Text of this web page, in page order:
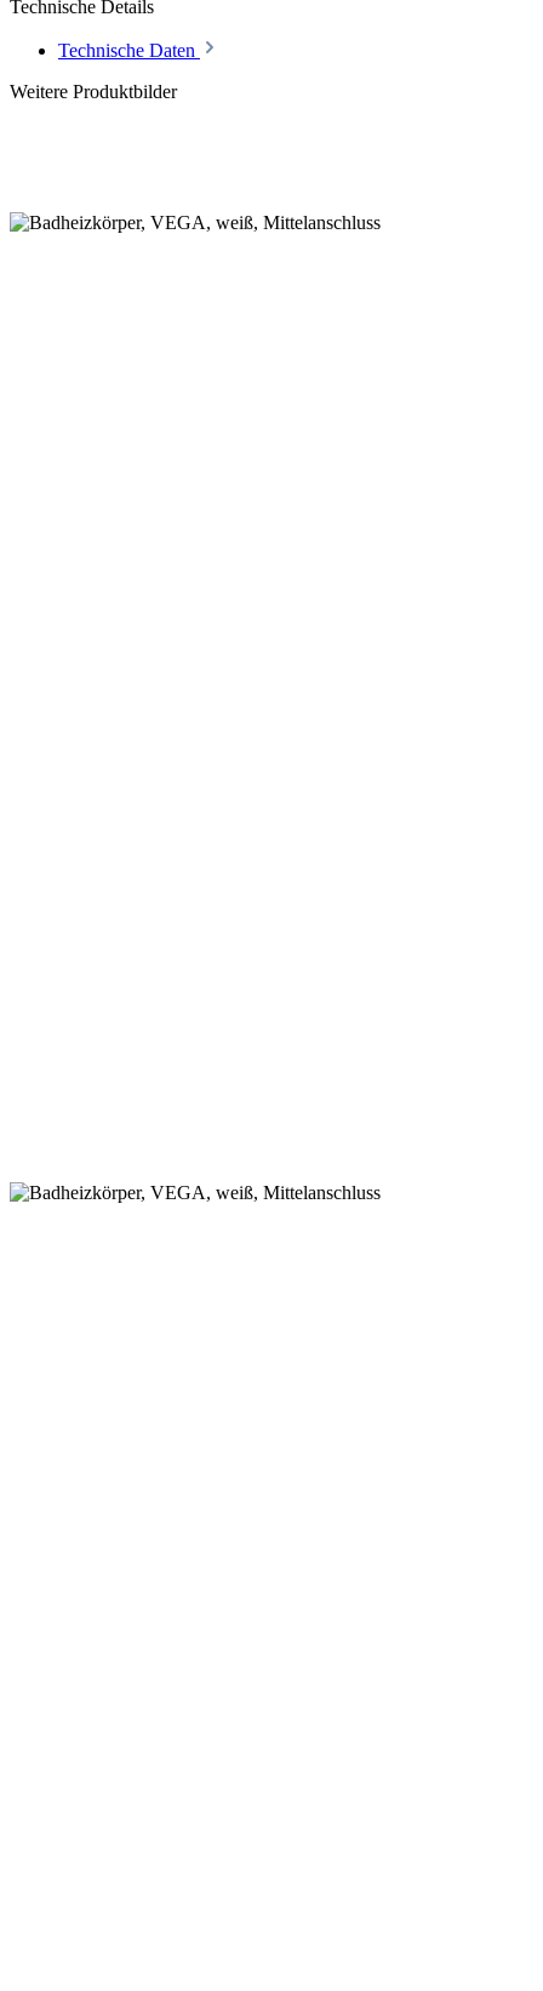
Technische Details
Technische Daten
Weitere Produktbilder